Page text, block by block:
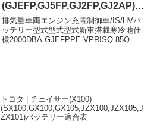
(GJEFP,GJ5FP,GJ2FP,GJ2AP)バ
ッテリー適合表
排気量車両エンジン充電制御車/IS/HVバ
ッテリー型式型式型式新車搭載寒冷地仕
様2000DBA-GJEFPPE-VPRISQ-85Q-
トヨタ | チェイサー(X100)
(SX100,GX100,GX105,JZX100,JZX105,J
ZX101)バッテリー適合表